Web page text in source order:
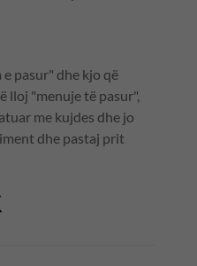
pasur" dhe kjo që
lloj "menuje të pasur",
me kujdes dhe jo
dhe pastaj prit